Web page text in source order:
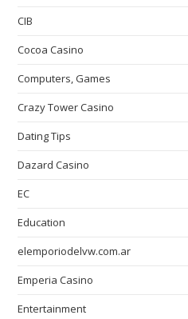
CIB
Cocoa Casino
Computers, Games
Crazy Tower Сasino
Dating Tips
Dazard Casino
EC
Education
elemporiodelvw.com.ar
Emperia Casino
Entertainment